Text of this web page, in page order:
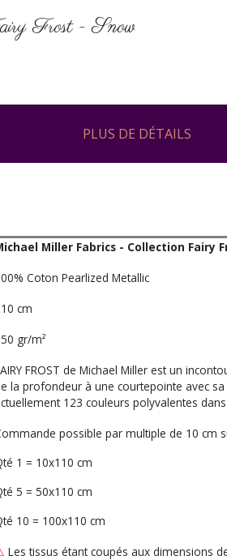
Frost - Snow
PLUS DE DÉTAILS
Miller Fabrics - Collection Fairy
Coton Pearlized Metallic
cm
gr/m²
FROST de Michael Miller est un
la profondeur à une courtepointe avec
123 couleurs polyvalentes
possible par multiple de 10 cm
1 = 10x110 cm
5 = 50x110 cm
10 = 100x110 cm
Les tissus étant coupés aux dimensions